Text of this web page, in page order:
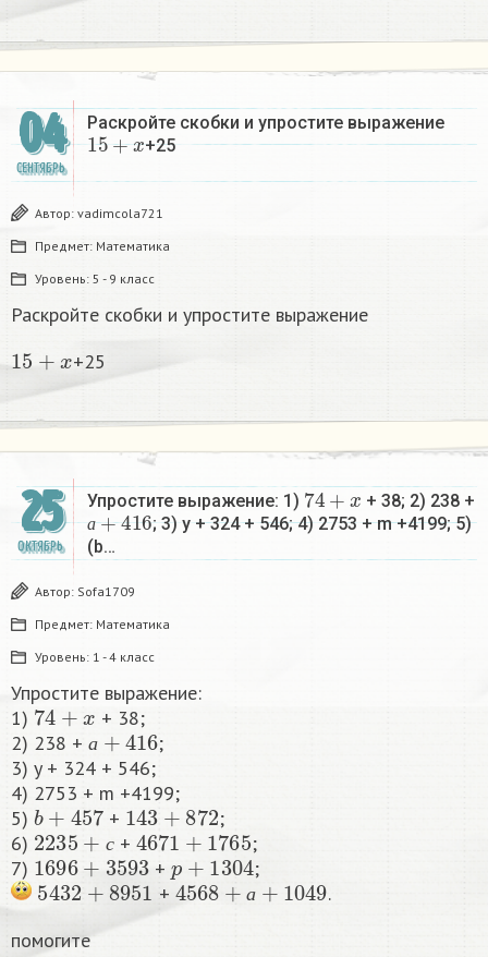
04
СЕНТЯБРЬ
Раскройте скобки и упростите выражение
15+x
+25
Автор: vadimcola721
Предмет: Математика
Уровень: 5 - 9 класс
Раскройте скобки и упростите выражение
15
+25
25
ОКТЯБРЬ
Упростите выражение: 1)
74+x
+ 38; 2) 238 +
а
а+416
; 3) y + 324 + 546; 4) 2753 + m +4199; 5)
(b…
Автор: Sofa1709
Предмет: Математика
Уровень: 1 - 4 класс
Упростите выражение:
1)
74+x
+ 38;
2) 238 +
а
а + 416
;
3) y + 324 + 546;
4) 2753 + m +4199;
5)
b+457
+
143+872
;
6)
с
2235+с
+
4671 +1765
;
7)
1696 +3593
+
p +1304
;
5432+8951
+ а
4568+а+1049
.
помогите​